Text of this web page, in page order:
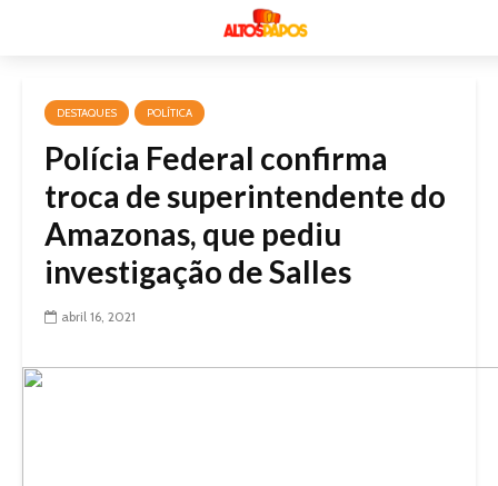
DESTAQUES POLÍTICA
Polícia Federal confirma
troca de superintendente do
Amazonas, que pediu
investigação de Salles
abril 16, 2021